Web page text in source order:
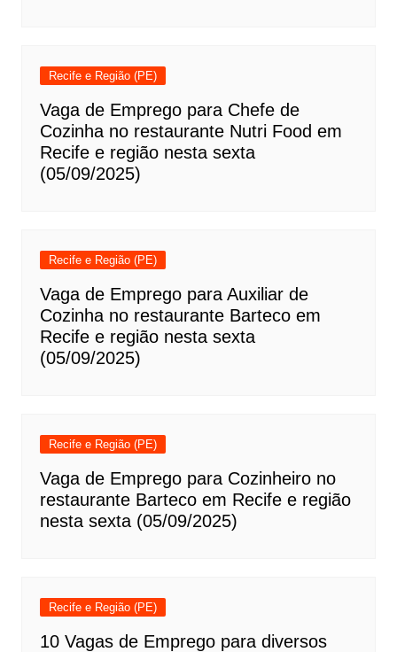
Recife e Região (PE)
Vaga de Emprego para Chefe de
Cozinha no restaurante Nutri Food em
Recife e região nesta sexta
(05/09/2025)
Recife e Região (PE)
Vaga de Emprego para Auxiliar de
Cozinha no restaurante Barteco em
Recife e região nesta sexta
(05/09/2025)
Recife e Região (PE)
Vaga de Emprego para Cozinheiro no
restaurante Barteco em Recife e região
nesta sexta (05/09/2025)
Recife e Região (PE)
10 Vagas de Emprego para diversos